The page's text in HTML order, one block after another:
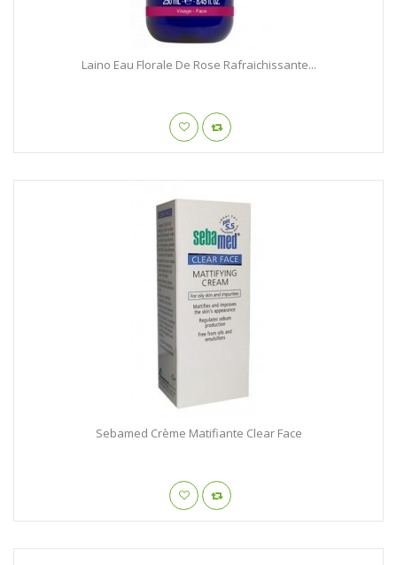
Laino Eau Florale De Rose Rafraichissante...
Sebamed Crème Matifiante Clear Face